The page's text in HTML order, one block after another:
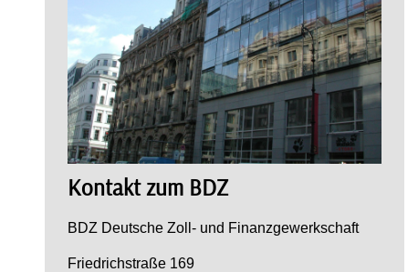
Kontakt zum BDZ
BDZ Deutsche Zoll- und Finanzgewerkschaft
Friedrichstraße 169